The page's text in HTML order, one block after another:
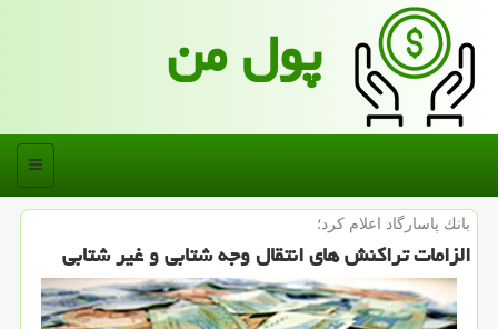
پول من
منو
بانك پاسارگاد اعلام كرد؛
الزامات تراكنش های انتقال وجه شتابی و غیر شتابی